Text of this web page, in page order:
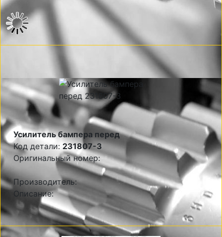
Усилитель бампера перед
Код детали: 231807-3
Оригинальный номер:
Производитель:
Описание: